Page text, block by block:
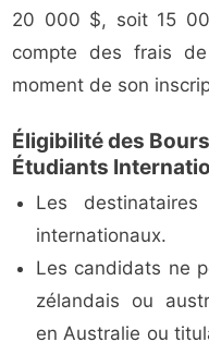
20 000 $, soit 15
compte des frais
moment de son
Éligibilité des
Étudiants
Les
internationaux.
Les candidats ne
zélandais ou
en Australie ou